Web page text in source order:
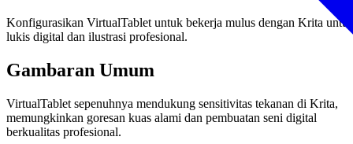
Konfigurasikan VirtualTablet untuk bekerja mulus dengan Krita
lukis digital dan ilustrasi profesional.
Gambaran Umum
VirtualTablet sepenuhnya mendukung sensitivitas tekanan di Krita,
memungkinkan goresan kuas alami dan pembuatan seni digital
berkualitas profesional.